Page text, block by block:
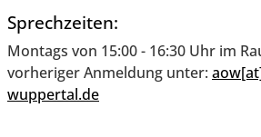
Sprechzeiten:
Montags von 15:00 - 16:30 Uhr im
vorherigerAnmeldung unter:
wuppertal.de